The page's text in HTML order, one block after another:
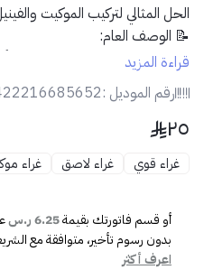
الحل المثالي لتركيب الموكيت
📝 الوصف العام:
احصل على تثبيت مثالي يدوم طويلاً
تركيبة قوية وسريعة الجفاف
والمواد الأرضية الأخرى بثبات
روائح نفاذة.
✅المميزات:
⚡يجف بسرعة ليوفر الوقت
🧪تركيبة آمنة وخالية من المواد
🧼سهولة في التطبيق والتنظيف
قراءة المزيد
رقم الموديل :
٢٥
غراء قوي غراء لاصق غراء
أو قسم فاتورتك بقيمة6.25 ر.س
بدون رسوم تأخير، متوافقة مع
اعرف أكثر